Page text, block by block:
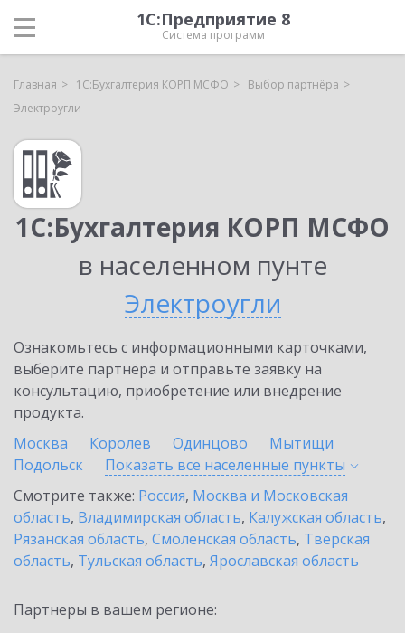
1С:Предприятие 8
Система программ
Главная 1С:Бухгалтерия КОРП МСФО
Выбор партнёра
Электроугли
1С:Бухгалтерия КОРП МСФО
в населенном пунте
Электроугли
Ознакомьтесь с информационными карточками,
выберите партнёра и отправьте заявку на
консультацию, приобретение или внедрение
продукта.
Москва
Королев Одинцово
Мытищи
Подольск
Показать все населенные пункты
Смотрите также: Россия, Москва и Московская
область, Владимирская область, Калужская область,
Рязанская область, Смоленская область, Тверская
область, Тульская область, Ярославская область
Партнеры в вашем регионе: